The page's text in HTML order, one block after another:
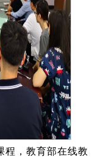
程，教育部在线教